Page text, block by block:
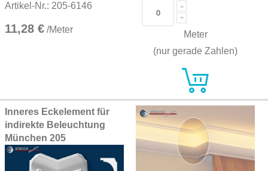
Artikel-Nr.: 205-6146
11,28 € /Meter
Meter
(nur gerade Zahlen)
Inneres Eckelement für
indirekte Beleuchtung
München 205